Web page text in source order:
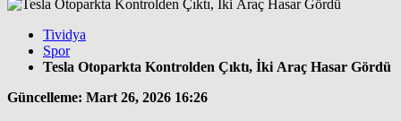
Tividya
Spor
Tesla Otoparkta Kontrolden Çıktı, İki Araç Hasar Gördü
Güncelleme: Mart 26, 2026 16:26